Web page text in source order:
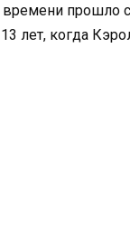
прошло
лет, когда